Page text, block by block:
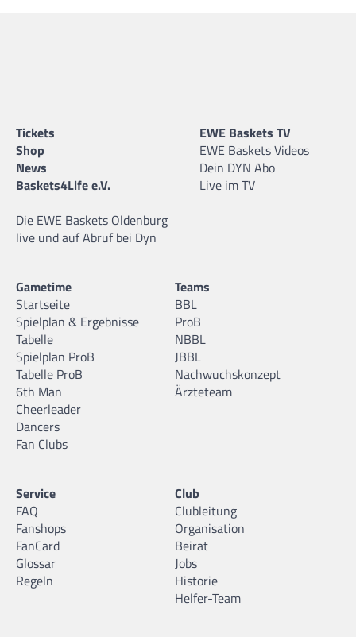
Tickets
Shop
News
Baskets4Life e.V.
Die EWE Baskets Oldenburg
live und auf Abruf bei Dyn
EWE Baskets TV
EWE Baskets Videos
Dein DYN Abo
Live im TV
Gametime
Startseite
Spielplan & Ergebnisse
Tabelle
Spielplan ProB
Tabelle ProB
6th Man
Cheerleader
Dancers
Fan Clubs
Teams
BBL
ProB
NBBL
JBBL
Nachwuchskonzept
Ärzteteam
Service
FAQ
Fanshops
FanCard
Glossar
Regeln
Club
Clubleitung
Organisation
Beirat
Jobs
Historie
Helfer-Team